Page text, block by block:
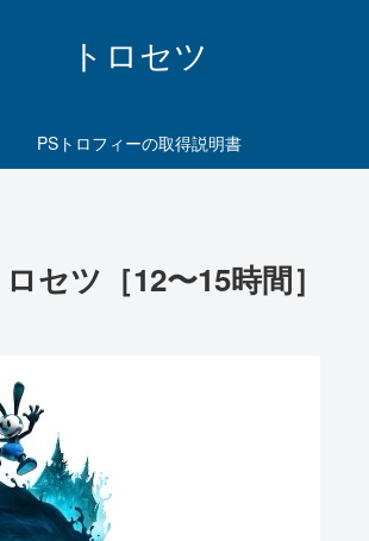
トロセツ
PSトロフィーの取得説明書
セツ［12〜15時間］